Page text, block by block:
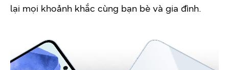
lại mọi khoảnh khắc cùng bạn bè và gia đình.